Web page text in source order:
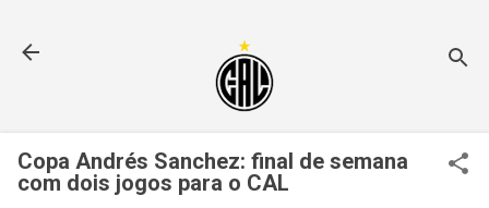
Copa Andrés Sanchez: final de semana
com dois jogos para o CAL